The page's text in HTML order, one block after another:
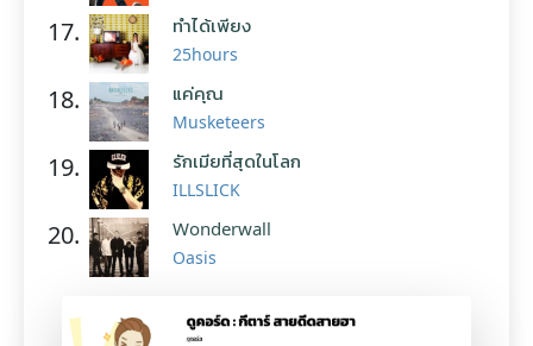
17. ทำได้เพียง
25hours
18. แค่คุณ
Musketeers
19. รักเมียที่สุดในโลก
ILLSLICK
20. Wonderwall
Oasis